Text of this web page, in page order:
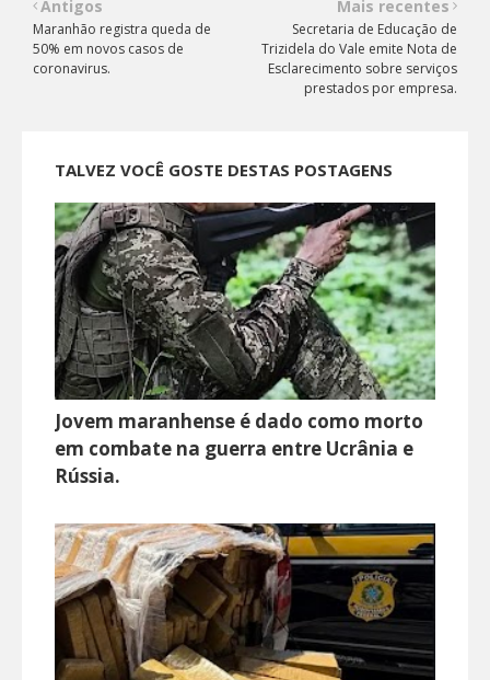
Mais recentes
Secretaria de Educação de
Trizidela do Vale emite Nota de
Esclarecimento sobre serviços
prestados por empresa.
Antigos
Maranhão registra queda de
50% em novos casos de
coronavirus.
TALVEZ VOCÊ GOSTE DESTAS POSTAGENS
Jovem maranhense é dado como morto
em combate na guerra entre Ucrânia e
Rússia.